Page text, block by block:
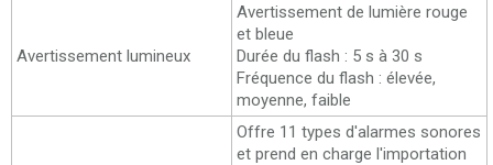
Avertissement lumineux
Avertissement de lumière rouge
et bleue
Durée du flash : 5 s à 30 s
Fréquence du flash : élevée,
moyenne, faible
Offre 11 types d'alarmes sonores
et prend en charge l'importation